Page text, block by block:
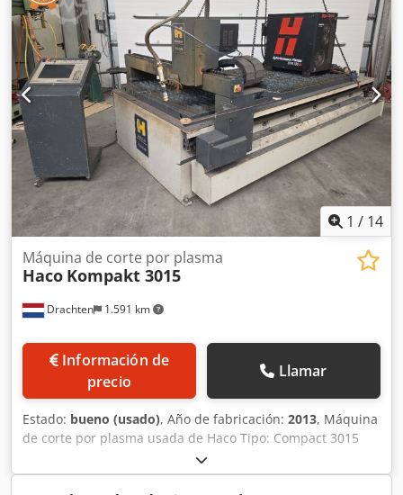
1 / 14
Drachten 1.591 km
Máquina de corte por plasma
Haco Kompakt 3015
Información de
precio
Llamar
Estado: bueno (usado), Año de fabricación: 2013, Máquina
de corte por plasma usada de Haco Tipo: Compact 3015
Dimensiones de la mesa: 3000 x 1500 mm Fuente de
alimentación Hypertherm HPR 130 Cedpfx Aoznun